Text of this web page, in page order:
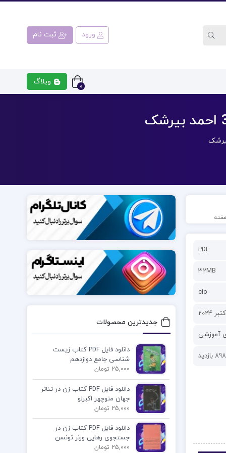
ورود ثبت نام
0 وبلاگ
PDF
32MB
cio
آموزشی
898 بازدید
جدیدترین محصولات
دانلود فایل PDF کتاب زیست
شناسی جامع دوازدهم
25,000 تومان
دانلود فایل PDF کتاب زن در تئاتر
جهان منوچهر اکبرلو
25,000 تومان
دانلود فایل PDF کتاب زن در
جستجوی رهایی ورنر تونسن
25,000 تومان